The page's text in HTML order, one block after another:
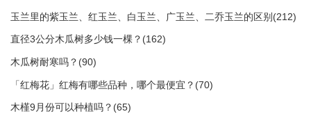
玉兰里的紫玉兰、红玉兰、白玉兰、广玉兰、二乔玉兰的区别(212)
直径3公分木瓜树多少钱一棵？(162)
木瓜树耐寒吗？(90)
「红梅花」红梅有哪些品种，哪个最便宜？(70)
木槿9月份可以种植吗？(65)